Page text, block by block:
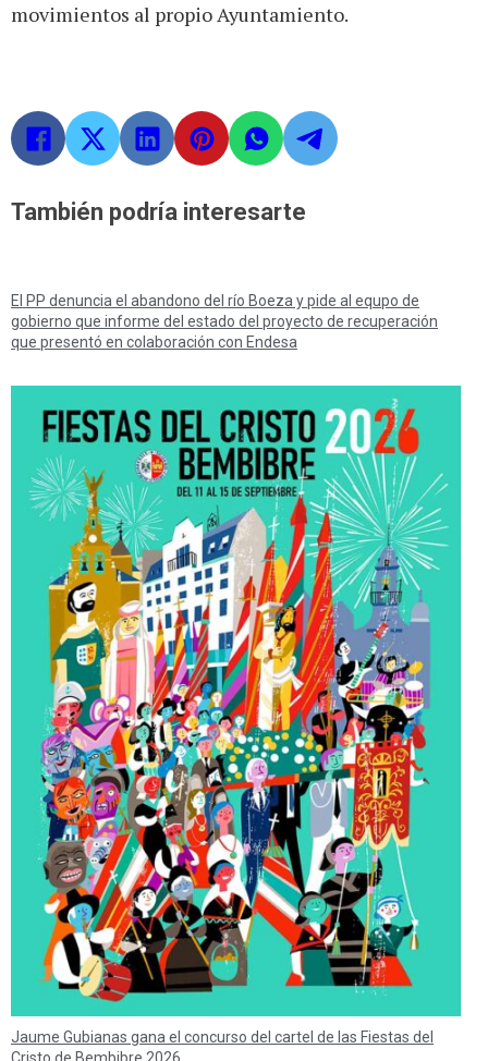
movimientos al propio Ayuntamiento.
También podría interesarte
El PP denuncia el abandono del río Boeza y pide al equpo de
gobierno que informe del estado del proyecto de recuperación
que presentó en colaboración con Endesa
Jaume Gubianas gana el concurso del cartel de las Fiestas del
Cristo de Bembibre 2026